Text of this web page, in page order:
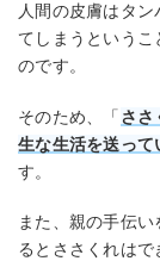
人間の皮膚はタ
てしまうというこ
のです。
そのため、「 ささ
生な生活を送って
す。
また、親の手伝
るとささくれは